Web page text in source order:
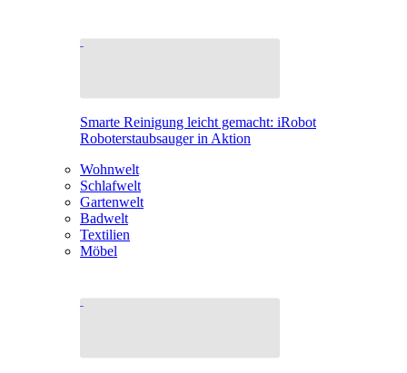
Smarte Reinigung leicht gemacht: iRobot
Roboterstaubsauger in Aktion
Wohnwelt
Schlafwelt
Gartenwelt
Badwelt
Textilien
Möbel